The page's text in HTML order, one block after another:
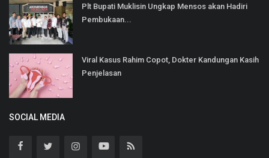
Plt Bupati Muklisin Ungkap Mensos akan Hadiri
Pembukaan...
Viral Kasus Rahim Copot, Dokter Kandungan Kasih
Penjelasan
SOCIAL MEDIA